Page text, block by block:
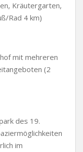
Kräutergarten,
Rad 4 km)
mit mehreren
(2
des 19.
im